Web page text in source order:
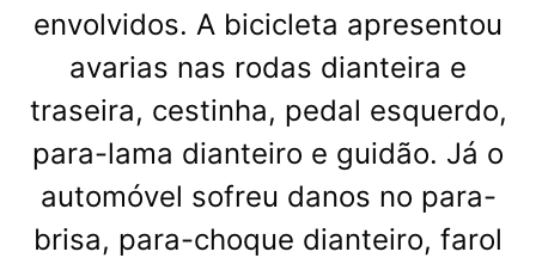
envolvidos. A bicicleta apresentou
avarias nas rodas dianteira e
traseira, cestinha, pedal esquerdo,
para-lama dianteiro e guidão. Já o
automóvel sofreu danos no para-
brisa, para-choque dianteiro, farol